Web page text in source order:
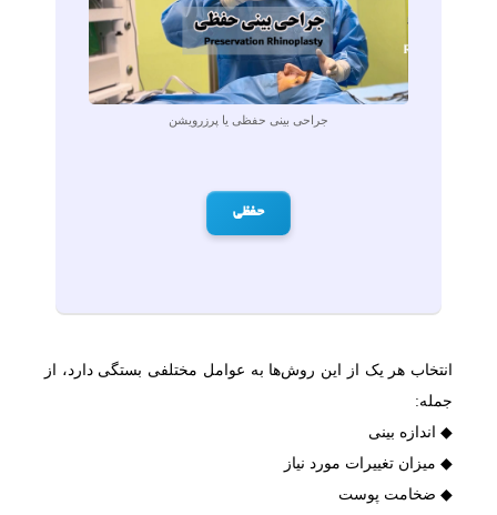
جراحی بینی حفظی یا پرزرویشن
حفظی
انتخاب هر یک از این روش‌ها به عوامل مختلفی بستگی دارد، از
جمله:
◆ اندازه بینی
◆ میزان تغییرات مورد نیاز
◆ ضخامت پوست